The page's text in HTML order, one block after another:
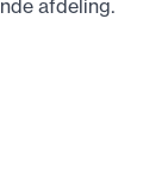
afdeling.